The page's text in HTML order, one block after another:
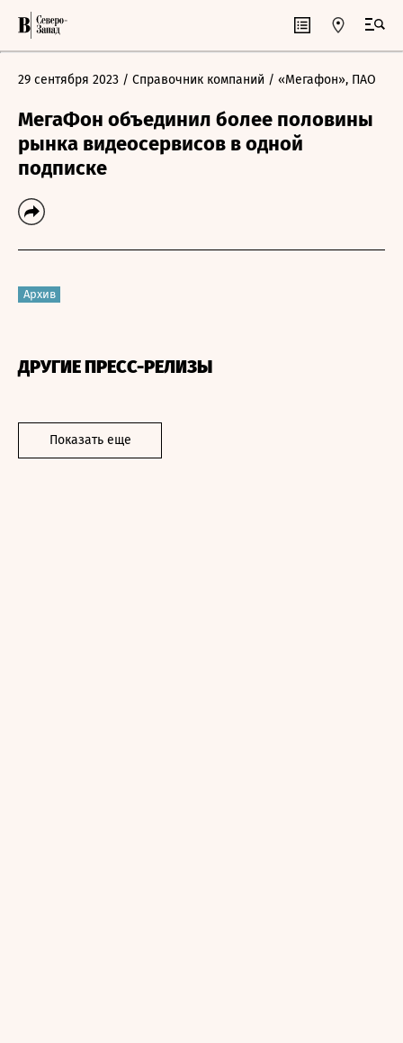
29 сентября 2023 / Справочник компаний / «Мегафон», ПАО
МегаФон объединил более половины
рынка видеосервисов в одной
подписке
Архив
ДРУГИЕ ПРЕСС-РЕЛИЗЫ
Показать еще